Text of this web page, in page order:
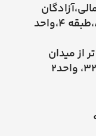
،مجتمع تجاری یادمان،بلوکA،طبقه ۴،واحد
از میدان